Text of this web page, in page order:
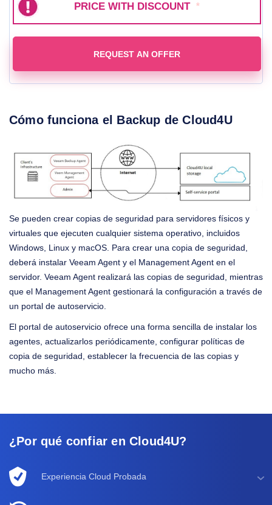
PRICE WITH DISCOUNT *
REQUEST AN OFFER
Cómo funciona el Backup de Cloud4U
Se pueden crear copias de seguridad para servidores físicos y
virtuales que ejecuten cualquier sistema operativo, incluidos
Windows, Linux y macOS. Para crear una copia de seguridad,
deberá instalar Veeam Agent y el Management Agent en el
servidor. Veeam Agent realizará las copias de seguridad, mientras
que el Management Agent gestionará la configuración a través de
un portal de autoservicio.
El portal de autoservicio ofrece una forma sencilla de instalar los
agentes, actualizarlos periódicamente, configurar políticas de
copia de seguridad, establecer la frecuencia de las copias y
mucho más.
¿Por qué confiar en Cloud4U?
Experiencia Cloud Probada